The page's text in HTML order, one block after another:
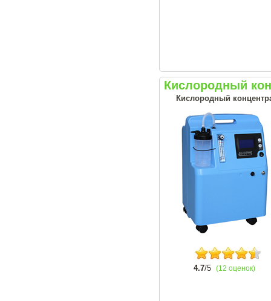
Кислородный
Кислородный
4.7/5 (12 оценок)